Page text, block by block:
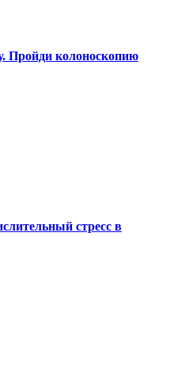
Пройди колоноскопию
стресс в